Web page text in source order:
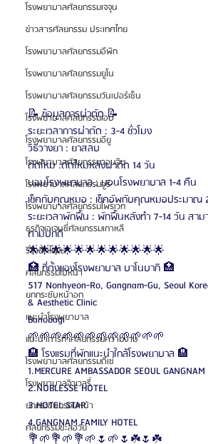
โรงพยาบาลศัลยกรรมเจจุน
ข่าวสารศัลยกรรม ประเทศไทย
โรงพยาบาลศัลยกรรมอีพิก
โรงพยาบาลศัลยกรรมยูโน
โรงพยาบาลศัลยกรรมวันเปอร์เซ็น
โรงพยาบาลศัลยกรรมเอบี
โรงพยาบาลศัลยกรรมอียู
โรงพยาบาลศัลยกรรมวอนจิน
โรงพยาบาลศัลยกรรมอูรี
โรงพยาบาลศัลยกรรมไพรเวท
ธุรกิจเอเจนซี่ศัลยกรรมเกาหลี
รีวิวฉีดไขมัน
ศัลยกรรมใบหน้า
ยกกระชับหน้าอก
แนะนำโรงพยาบาล
แนะนำการทำศัลยกรรมความงาม
โรงพยาบาลศัลยกรรมดีเซ่
โรงพยาบาลจิวเวลรี่
ยกกระชับกรอบหน้า
ศัลยกรรมชะลอวัย
📝 ข้อมูลการผ่าตัด 📝
ระยะเวลาการผ่าตัด : 3-4 ชั่วโมง
วิธีวางยา : ยาสลบ
ตัดไหม :ตัดไหมหลังผ่าตัด 14 วัน
นอนโรงพยาบาล : นอนโรงพยาบาล 1-4 คืน
เช็คกับคุณหมอ : เช็คอัพกับคุณหมอประมาณ
ระยะเวลาพักฟื้น : พักฟื้นหลังทำ 7-14 วัน สาม
ตามปกติ
🌟🌟🌟🌟🌟🌟🌟🌟🌟🌟🌟🌟
🏥 ที่ตั้งของโรงพยาบาล บาโนบากิ 🏥
517 Nonhyeon-Ro, Gangnam-Gu, Seoul
& Aesthetic Clinic
Banobagi
🌱🌱🌱🌱🌱🌱🌱🌱🌱🌱🌱🌱
🏨 โรงแรมที่พักแนะนำใกล้โรงพยาบาล 🏨
1.MERCURE AMBASSADOR SEOUL
2.NOBLESSE HOTEL
3.HOTEL STAR
4.GANGNAM FAMILY HOTEL
💐🌱💐🌱💐🌱🌷🌱🌷☘️🌷☘️